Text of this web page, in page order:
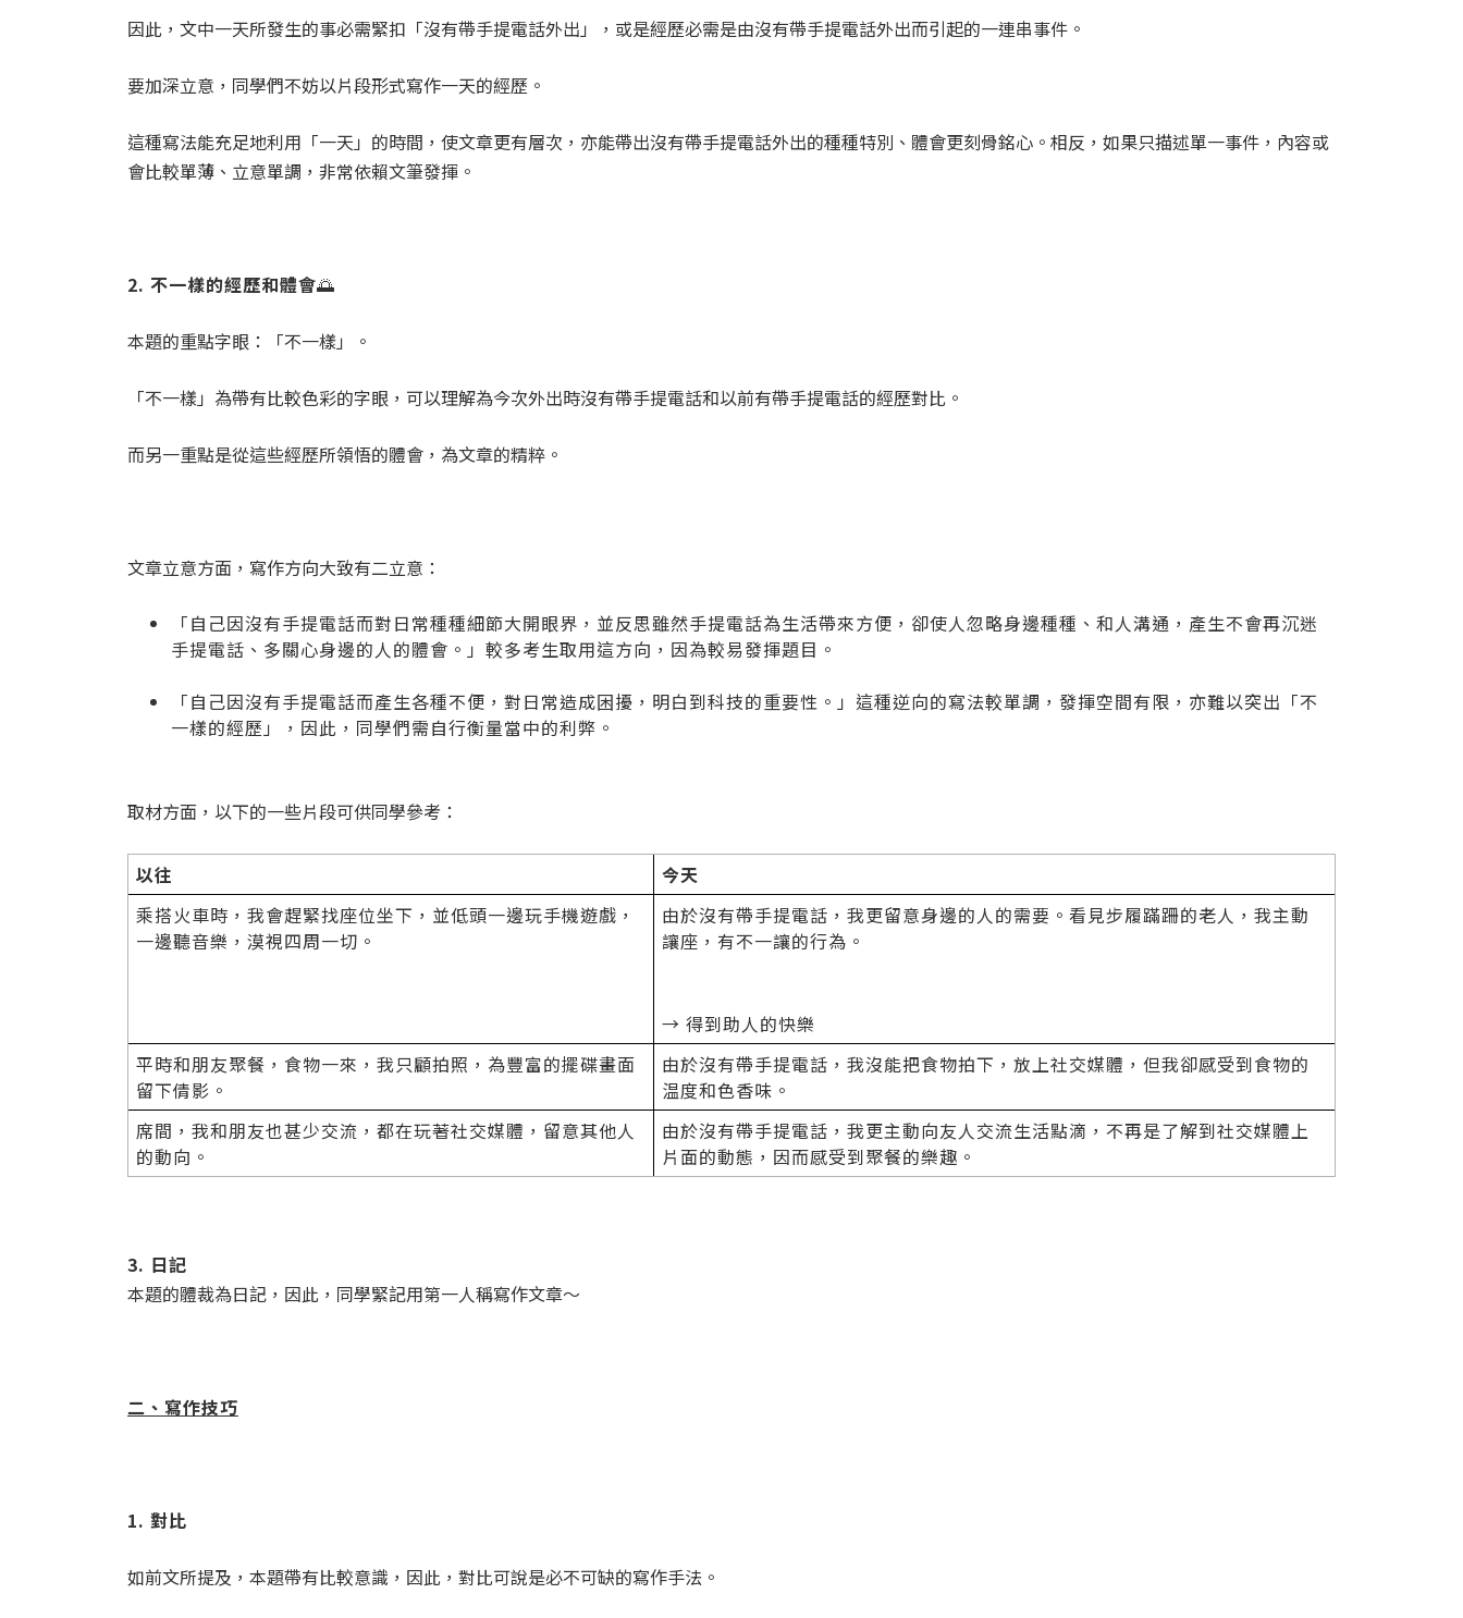
因此，文中一天所發生的事必需緊扣「沒有帶手提電話外出」，或是經歷必需是由沒有帶手提電話外出而引起的一連串事件。
要加深立意，同學們不妨以片段形式寫作一天的經歷。
這種寫法能充足地利用「一天」的時間，使文章更有層次，亦能帶出沒有帶手提電話外出的種種特別、體會更刻骨銘心。相反，如果只描述單一事件，內容或
會比較單薄、立意單調，非常依賴文筆發揮。
2. 不一樣的經歷和體會🌅
本題的重點字眼：「不一樣」。
「不一樣」為帶有比較色彩的字眼，可以理解為今次外出時沒有帶手提電話和以前有帶手提電話的經歷對比。
而另一重點是從這些經歷所領悟的體會，為文章的精粹。
文章立意方面，寫作方向大致有二立意：
「自己因沒有手提電話而對日常種種細節大開眼界，並反思雖然手提電話為生活帶來方便，卻使人忽略身邊種種、和人溝通，產生不會再沉迷
手提電話、多關心身邊的人的體會。」較多考生取用這方向，因為較易發揮題目。
「自己因沒有手提電話而產生各種不便，對日常造成困擾，明白到科技的重要性。」這種逆向的寫法較單調，發揮空間有限，亦難以突出「不
一樣的經歷」，因此，同學們需自行衡量當中的利弊。
取材方面，以下的一些片段可供同學參考：
以往
今天
乘搭火車時，我會趕緊找座位坐下，並低頭一邊玩手機遊戲，
一邊聽音樂，漠視四周一切。
由於沒有帶手提電話，我更留意身邊的人的需要。看見步履蹣跚的老人，我主動
讓座，有不一讓的行為。
→ 得到助人的快樂
平時和朋友聚餐，食物一來，我只顧拍照，為豐富的擺碟畫面
留下倩影。
由於沒有帶手提電話，我沒能把食物拍下，放上社交媒體，但我卻感受到食物的
温度和色香味。
席間，我和朋友也甚少交流，都在玩著社交媒體，留意其他人
的動向。
由於沒有帶手提電話，我更主動向友人交流生活點滴，不再是了解到社交媒體上
片面的動態，因而感受到聚餐的樂趣。
3. 日記
本題的體裁為日記，因此，同學緊記用第一人稱寫作文章〜
二、寫作技巧
1. 對比
如前文所提及，本題帶有比較意識，因此，對比可說是必不可缺的寫作手法。